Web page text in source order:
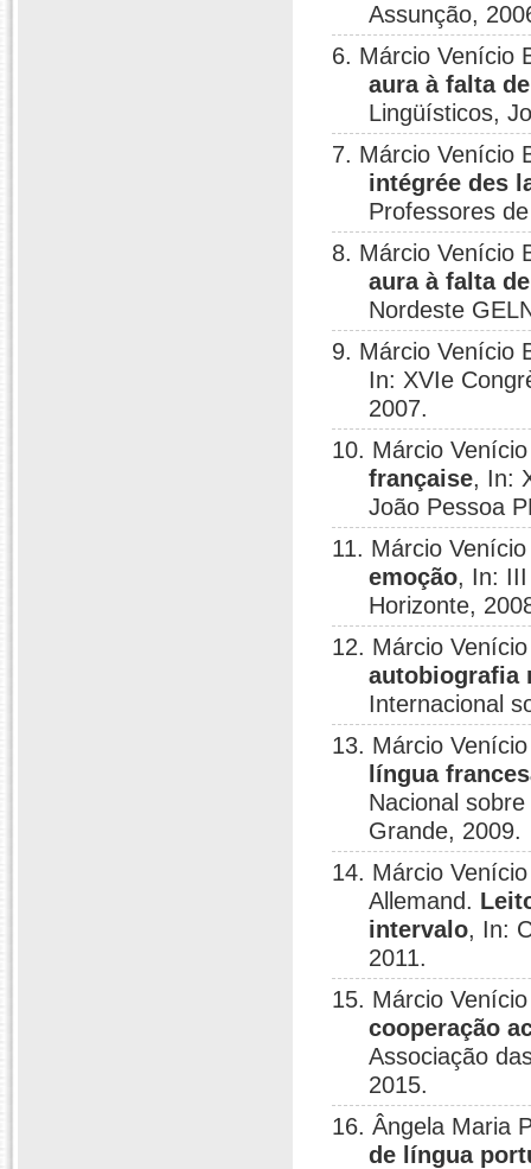
Assunção,
6. Márcio Venício
aura à falta
Lingüísticos,
7. Márcio Venício
intégrée des
Professores
8. Márcio Venício
aura à falta
Nordeste
9. Márcio Venício
In: XVIe
2007.
10. Márcio
française, In:
João Pessoa
11. Márcio
emoção, In: III
Horizonte,
12. Márcio
autobiografia
Internacional
13. Márcio
língua
Nacional
Grande, 2009.
14. Márcio
Allemand.
intervalo, In:
2011.
15. Márcio
cooperação
Associação
2015.
16. Ângela Maria
de língua